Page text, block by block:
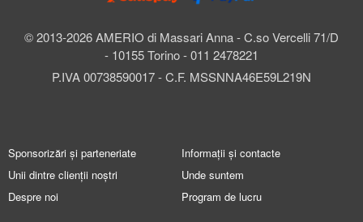
© 2013-2026 AMERIO di Massari Anna - C.so Vercelli 71/D
- 10155 Torino - 011 2478221
P.IVA 00738590017 - C.F. MSSNNA46E59L219N
Sponsorizări și parteneriate
Unii dintre clienții noștri
Despre noi
Informații și contacte
Unde suntem
Program de lucru